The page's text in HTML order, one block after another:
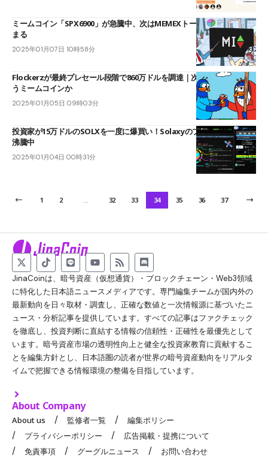
ミームコイン「SPX6900」が急騰中、次はMEMEXトークンの期待感高
まる
2025年01月07日 10時58分
Flockerzが最終プレセール段階で860万ドルを調達｜次の10倍成長を狙
うミームコインか
2025年01月05日 09時03分
投資家が15万ドルのSOLXを一度に爆買い！Solaxyのプレセールが話題
沸騰中
2025年01月04日 00時31分
1 2 32 33 34 35 36 37
JinaCoinは、暗号資産（仮想通貨）・ブロックチェーン・Web3領域
に特化した日本語ニュースメディアです。専門編集チームが国内外の
最新動向を日々取材・調査し、正確な数値と一次情報源に基づいたニ
ュース・分析記事を提供しています。すべての記事はファクチェック
を徹底し、投資判断に直結する情報の信頼性・正確性を最優先として
います。暗号資産市場の透明性向上と健全な投資家教育に貢献するこ
とを編集方針とし、日本語圏の読者が世界の暗号資産動向をリアルタ
イムで把握できる情報環境の整備を目指しています。
About Company
About us 監修者一覧
編集ポリシー
プライバシーポリシー
広告掲載・提携について
免責事項
グーグルニュース お問い合わせ